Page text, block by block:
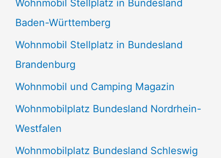
Wohnmobil Stellplatz in Bundesland
Baden-Württemberg
Wohnmobil Stellplatz in Bundesland
Brandenburg
Wohnmobil und Camping Magazin
Wohnmobilplatz Bundesland Nordrhein-
Westfalen
Wohnmobilplatz Bundesland Schleswig